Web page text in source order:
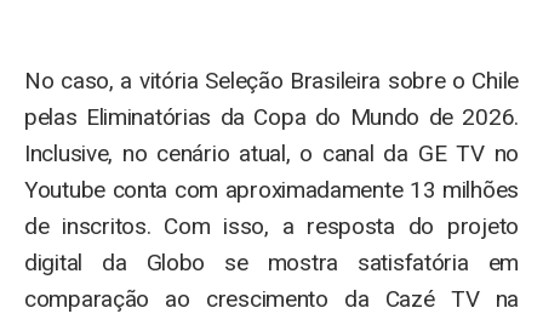
No caso, a vitória Seleção Brasileira sobre o Chile
pelas Eliminatórias da Copa do Mundo de 2026.
Inclusive, no cenário atual, o canal da GE TV no
Youtube conta com aproximadamente 13 milhões
de inscritos. Com isso, a resposta do projeto
digital da Globo se mostra satisfatória em
comparação ao crescimento da Cazé TV na